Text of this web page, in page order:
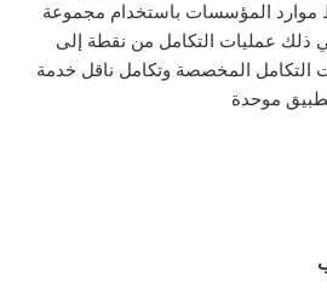
موارد المؤسسات باستخدام مجموعة
ذلك عمليات التكامل من نقطة إلى
التكامل المخصصة وتكامل ناقل خدمة
موحدة